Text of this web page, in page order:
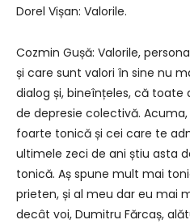
Dorel Vișan: Valorile.
Cozmin Gușă: Valorile,
și care sunt valori în sine nu
dialog și, bineînțeles, că toate
de depresie colectivă.
foarte tonică și cei care te
ultimele zeci de ani știu asta
tonică. Aș spune mult mai
prieten, și al meu dar eu mai
decât voi, Dumitru Fărcaș,